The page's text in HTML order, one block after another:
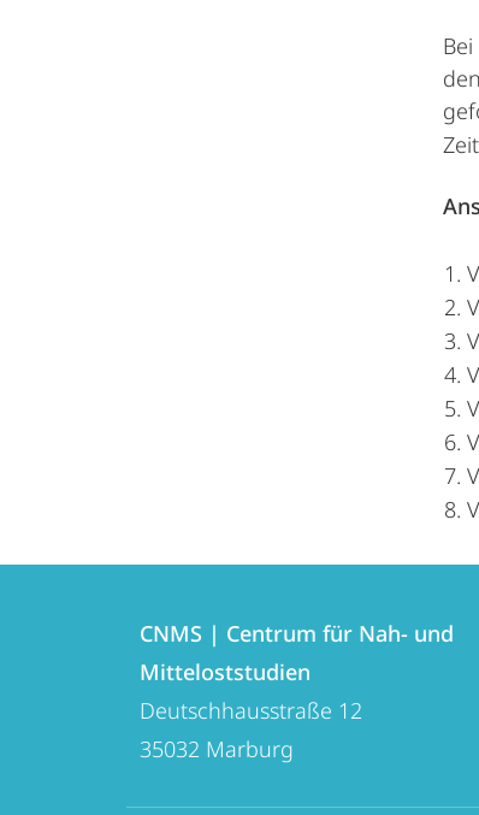
Informationen
Kontaktinformationen
CNMS
|
Centrum
CNMS | Centrum für Nah- und
Mitteloststudien
Deutschhausstraße 12
35032 Marburg